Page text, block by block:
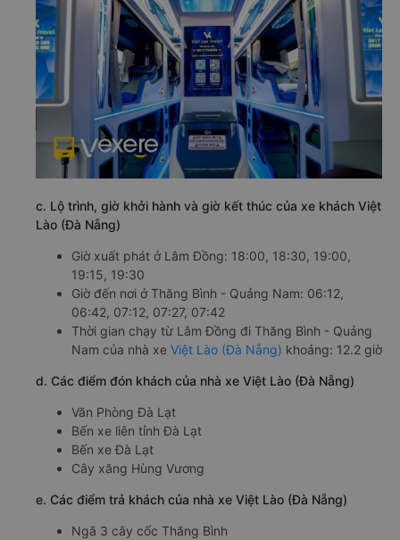
c. Lộ trình, giờ khởi hành và giờ kết thúc của xe khách Việt
Lào (Đà Nẵng)
Giờ xuất phát ở Lâm Đồng: 18:00, 18:30, 19:00,
19:15, 19:30
Giờ đến nơi ở Thăng Bình - Quảng Nam: 06:12,
06:42, 07:12, 07:27, 07:42
Thời gian chạy từ Lâm Đồng đi Thăng Bình - Quảng
Nam của nhà xe Việt Lào (Đà Nẵng) khoảng: 12.2 giờ
d. Các điểm đón khách của nhà xe Việt Lào (Đà Nẵng)
Văn Phòng Đà Lạt
Bến xe liên tỉnh Đà Lạt
Bến xe Đà Lạt
Cây xăng Hùng Vương
e. Các điểm trả khách của nhà xe Việt Lào (Đà Nẵng)
Ngã 3 cây cốc Thăng Bình